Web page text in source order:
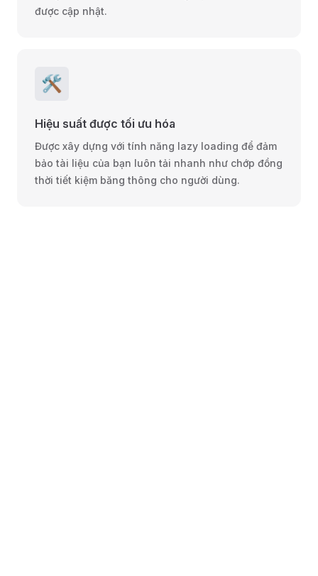
được cập nhật.
🛠️
Hiệu suất được tối ưu hóa
Được xây dựng với tính năng lazy loading để đảm
bảo tài liệu của bạn luôn tải nhanh như chớp đồng
thời tiết kiệm băng thông cho người dùng.